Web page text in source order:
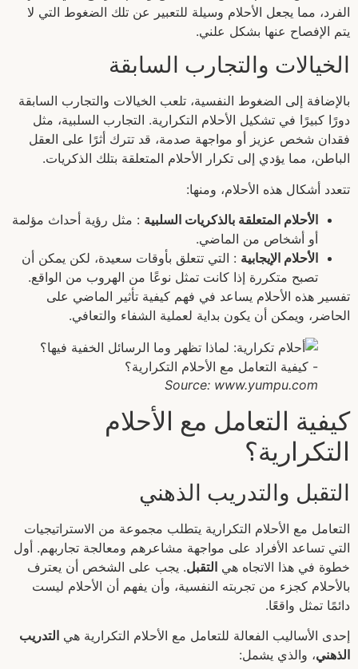
الفرد، مما يجعل الأحلام وسيلة للتعبير عن تلك الضغوط التي لا
يتم الإفصاح عنها بشكل علني.
الخيالات والتجارب السابقة
بالإضافة إلى الضغوط النفسية، تلعب الخيالات والتجارب السابقة
دورًا كبيرًا في تشكيل الأحلام التكرارية. التجارب السلبية، مثل
فقدان شخص عزيز أو مواجهة صدمة، قد تترك أثرًا على العقل
الباطن، مما يؤدي إلى تكرار الأحلام المتعلقة بتلك الذكريات.
تتعدد أشكال هذه الأحلام، ومنها:
الأحلام المتعلقة بالذكريات السلبية : مثل رؤية أحداث مؤلمة
أو أشخاص من الماضي.
الأحلام الإيجابية : التي تتعلق بأوقات سعيدة، لكن يمكن أن
تصبح متكررة إذا كانت تمثل نوعًا من الهروب من الواقع.
تفسير هذه الأحلام يساعد في فهم كيفية تأثير الماضي على
الحاضر، ويمكن أن يكون بداية لعملية الشفاء والتعافي.
Source: www.yumpu.com
كيفية التعامل مع الأحلام
التكرارية؟
التقبل والتدريب الذهني
التعامل مع الأحلام التكرارية يتطلب مجموعة من الاستراتيجيات
التي تساعد الأفراد على مواجهة مشاعرهم ومعالجة تجاربهم. أول
خطوة في هذا الاتجاه هي التقبل. يجب على الشخص أن يعترف
بالأحلام كجزء من تجربته النفسية، وأن يفهم أن الأحلام ليست
دائمًا تمثل واقعًا.
إحدى الأساليب الفعالة للتعامل مع الأحلام التكرارية هي التدريب
الذهني، والذي يشمل: